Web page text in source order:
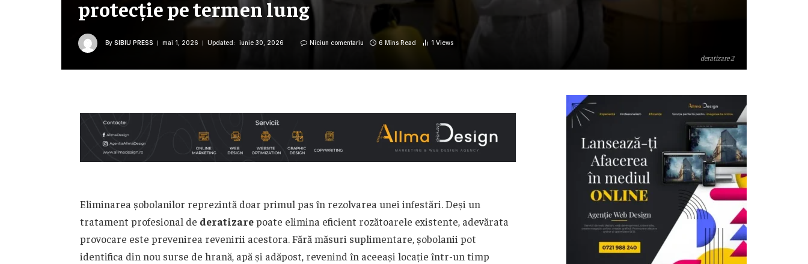
deratizare 2
protecție pe termen lung
By SIBIU PRESS mai 1, 2026 Updated: iunie 30, 2026 Niciun comentariu 6 Mins Read 1 Views
Eliminarea șobolanilor reprezintă doar primul pas în rezolvarea unei infestări. Deși un
tratament profesional de deratizarepoate elimina eficient rozătoarele existente, adevărata
provocare este prevenirea revenirii acestora. Fără măsuri suplimentare, șobolanii pot
identifica din nou surse de hrană, apă și adăpost, revenind în aceeași locație într-un timp